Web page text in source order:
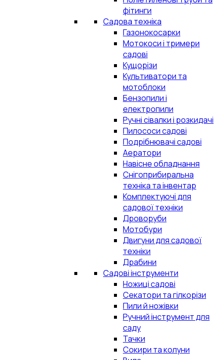
фітинги
Садова техніка
Газонокосарки
Мотокоси і тримери
садові
Кущорізи
Культиватори та
мотоблоки
Бензопили і
електропили
Ручні сівалки і розкидачі
Пилососи садові
Подрібнювачі садові
Аератори
Навісне обладнання
Снігоприбиральна
техніка та інвентар
Комплектуючі для
садової техніки
Дроворуби
Мотобури
Двигуни для садової
техніки
Драбини
Садові інструменти
Ножиці садові
Секатори та гілкорізи
Пили й ножівки
Ручний інструмент для
саду
Тачки
Сокири та колуни